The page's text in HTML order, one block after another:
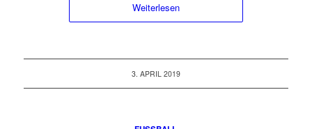
Weiterlesen
3. APRIL 2019